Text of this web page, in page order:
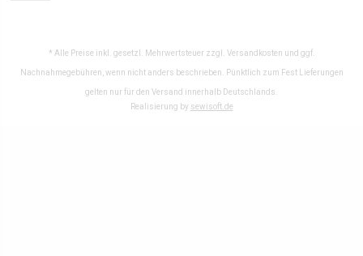
* Alle Preise inkl. gesetzl. Mehrwertsteuer zzgl. Versandkosten und ggf.
Nachnahmegebühren, wenn nicht anders beschrieben. Pünktlich zum Fest Lieferungen
gelten nur für den Versand innerhalb Deutschlands.
Realisierung by sewisoft.de